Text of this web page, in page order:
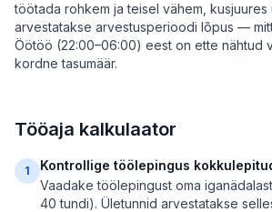
töötada rohkem ja teisel vähem, kusjuures
arvestatakse arvestusperioodi lõpus —
Öötöö (22:00–06:00) eest on ette nähtud
kordne tasumäär.
Tööaja kalkulaator
1
Kontrollige töölepingus
Vaadake töölepingust oma
40 tundi). Ületunnid arvestatakse